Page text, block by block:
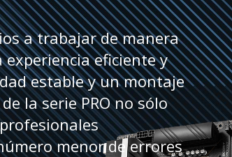
a trabajar de manera
eficiente y
estable y un montaje
la serie PRO no sólo
menor de errores